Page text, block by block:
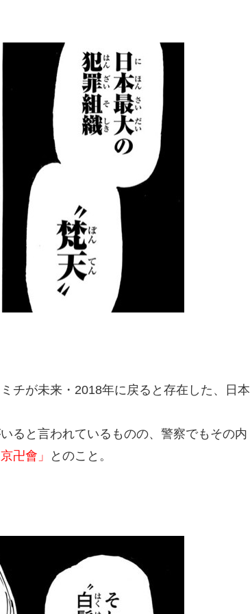
チが未来・2018年に戻ると存在した、日本
ると言われているものの、警察でもその内
卍會」 とのこと。